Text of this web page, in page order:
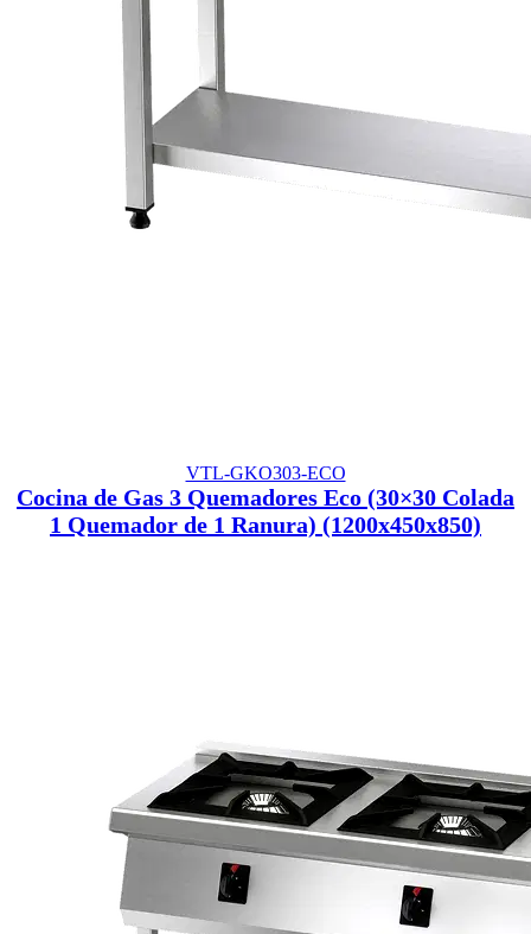
VTL-GKO303-ECO
Cocina de Gas 3 Quemadores Eco (30×30 Colada
1 Quemador de 1 Ranura) (1200x450x850)